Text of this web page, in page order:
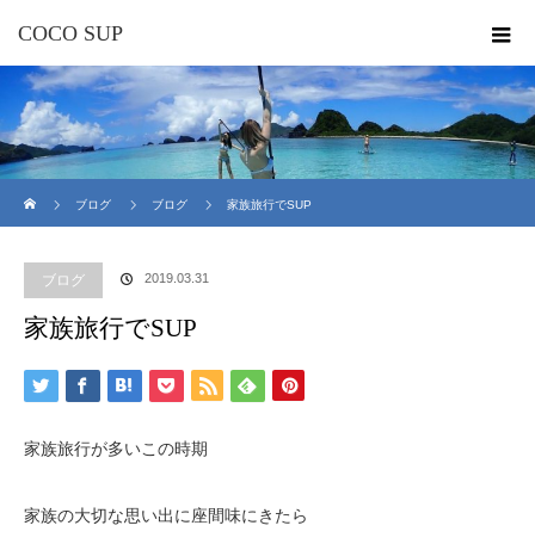
COCO SUP
ブログ
ブログ 家族旅行でSUP
ブログ 2019.03.31
家族旅行でSUP
家族旅行が多いこの時期
家族の大切な思い出に座間味にきたら